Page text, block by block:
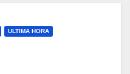
ULTIMA HORA